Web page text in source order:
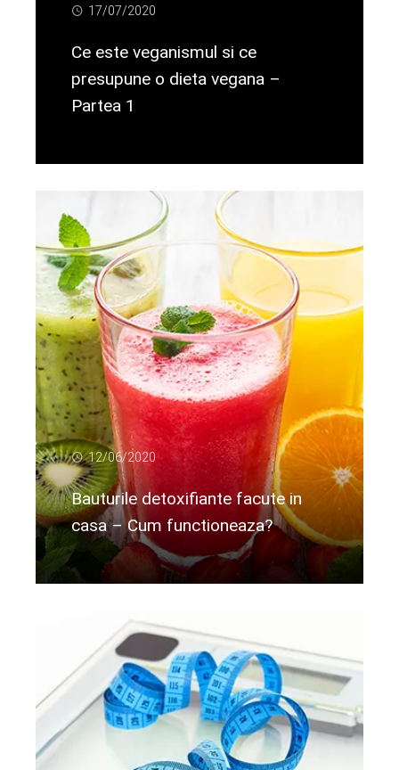
17/07/2020
Ce este veganismul si ce
presupune o dieta vegana –
Partea 1
12/06/2020
Bauturile detoxifiante facute in
casa – Cum functioneaza?
Citeste mai departe...